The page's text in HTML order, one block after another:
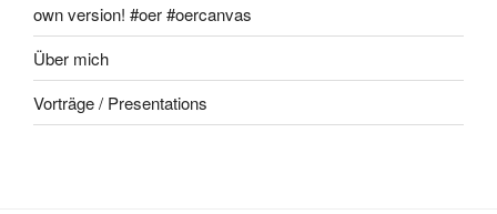
own version! #oer #oercanvas
Über mich
Vorträge / Presentations